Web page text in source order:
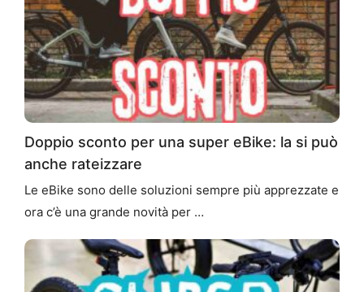
Doppio sconto per una super eBike: la si può
anche rateizzare
Le eBike sono delle soluzioni sempre più apprezzate e
ora c’è una grande novità per …